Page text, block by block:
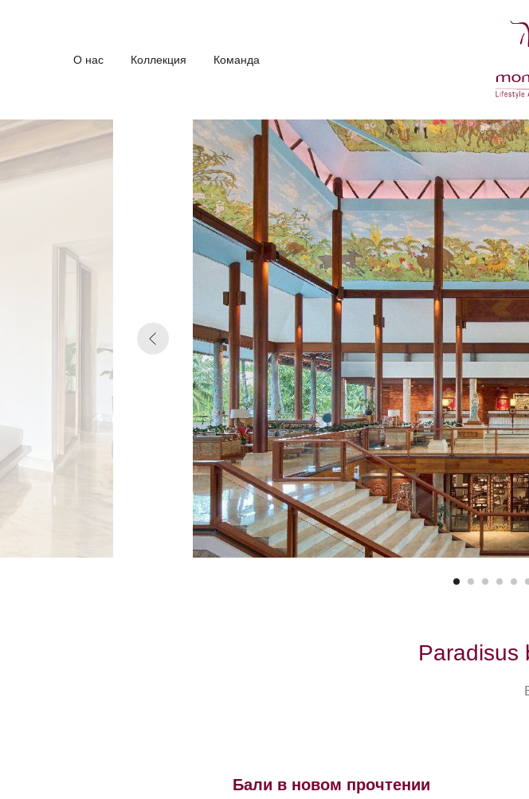
О нас Коллекция Команда
Paradisus
Бали в новом прочтении